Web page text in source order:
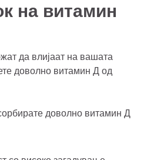
на витамин
да влијаат на вашата
доволно витамин Д од
доволно витамин Д